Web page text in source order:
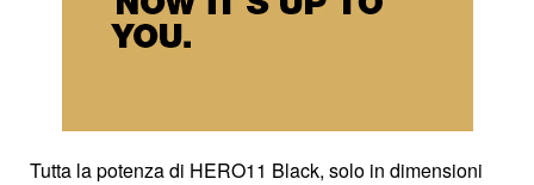
Tutta la potenza di HERO11 Black, solo in dimensioni